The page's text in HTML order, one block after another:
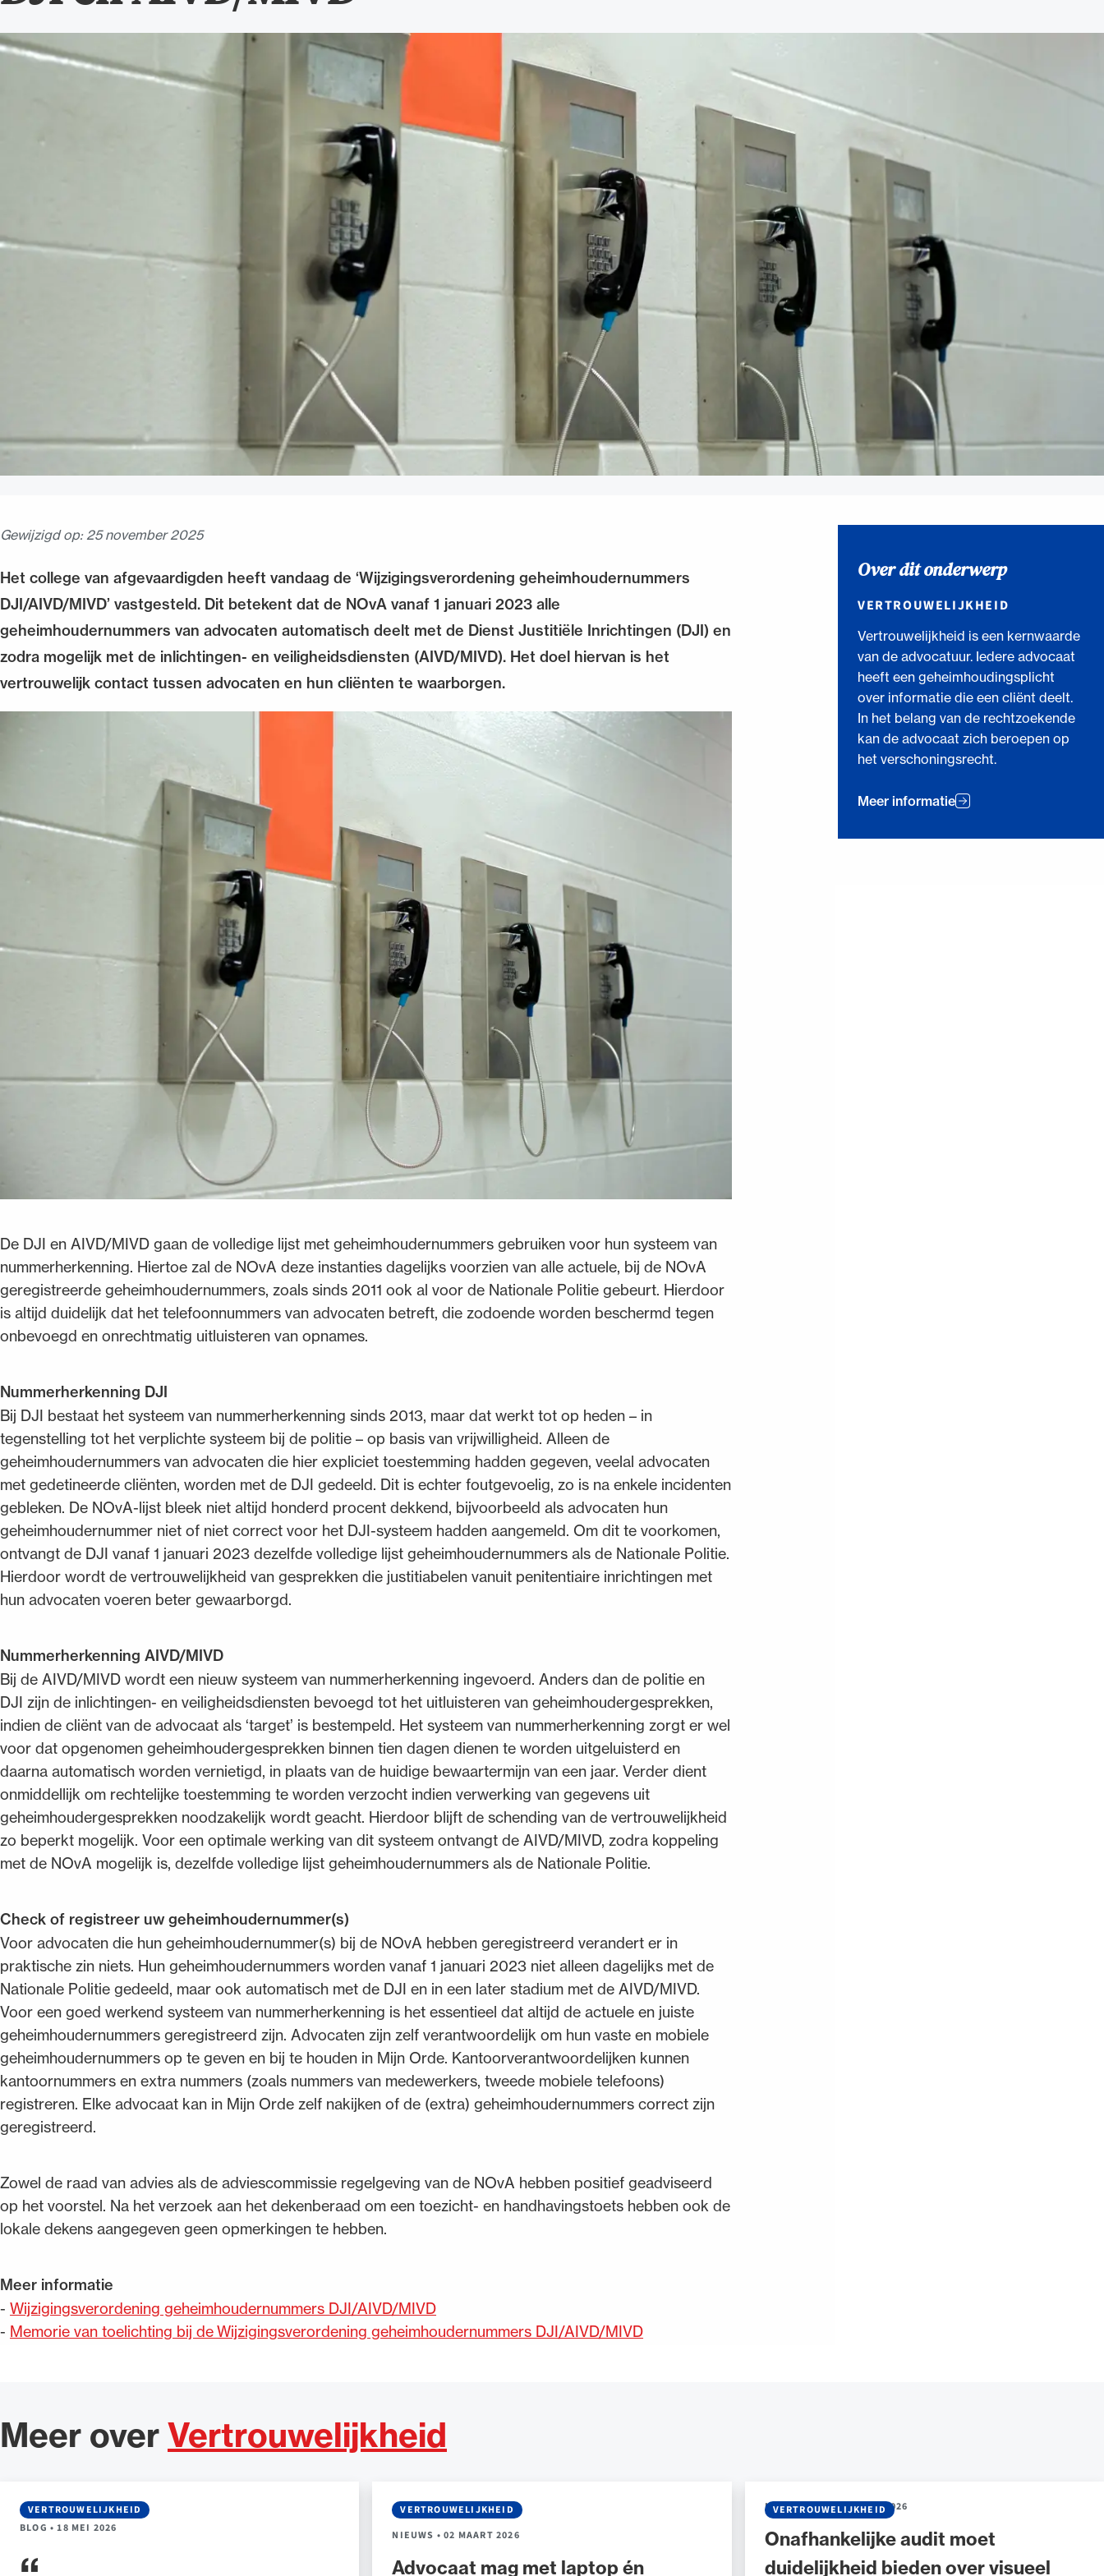
Gewijzigd op: 25 november 2025
Het college van afgevaardigden heeft vandaag de ‘Wijzigingsverordening geheimhoudernummers
DJI/AIVD/MIVD’ vastgesteld. Dit betekent dat de NOvA vanaf 1 januari 2023 alle
geheimhoudernummers van advocaten automatisch deelt met de Dienst Justitiële Inrichtingen (DJI) en
zodra mogelijk met de inlichtingen- en veiligheidsdiensten (AIVD/MIVD). Het doel hiervan is het
vertrouwelijk contact tussen advocaten en hun cliënten te waarborgen.
De DJI en AIVD/MIVD gaan de volledige lijst met geheimhoudernummers gebruiken voor hun systeem van
nummerherkenning. Hiertoe zal de NOvA deze instanties dagelijks voorzien van alle actuele, bij de NOvA
geregistreerde geheimhoudernummers, zoals sinds 2011 ook al voor de Nationale Politie gebeurt. Hierdoor
is altijd duidelijk dat het telefoonnummers van advocaten betreft, die zodoende worden beschermd tegen
onbevoegd en onrechtmatig uitluisteren van opnames.
Nummerherkenning DJI
Bij DJI bestaat het systeem van nummerherkenning sinds 2013, maar dat werkt tot op heden – in
tegenstelling tot het verplichte systeem bij de politie – op basis van vrijwilligheid. Alleen de
geheimhoudernummers van advocaten die hier expliciet toestemming hadden gegeven, veelal advocaten
met gedetineerde cliënten, worden met de DJI gedeeld. Dit is echter foutgevoelig, zo is na enkele incidenten
gebleken. De NOvA-lijst bleek niet altijd honderd procent dekkend, bijvoorbeeld als advocaten hun
geheimhoudernummer niet of niet correct voor het DJI-systeem hadden aangemeld. Om dit te voorkomen,
ontvangt de DJI vanaf 1 januari 2023 dezelfde volledige lijst geheimhoudernummers als de Nationale Politie.
Hierdoor wordt de vertrouwelijkheid van gesprekken die justitiabelen vanuit penitentiaire inrichtingen met
hun advocaten voeren beter gewaarborgd.
Nummerherkenning AIVD/MIVD
Bij de AIVD/MIVD wordt een nieuw systeem van nummerherkenning ingevoerd. Anders dan de politie en
DJI zijn de inlichtingen- en veiligheidsdiensten bevoegd tot het uitluisteren van geheimhoudergesprekken,
indien de cliënt van de advocaat als ‘target’ is bestempeld. Het systeem van nummerherkenning zorgt er wel
voor dat opgenomen geheimhoudergesprekken binnen tien dagen dienen te worden uitgeluisterd en
daarna automatisch worden vernietigd, in plaats van de huidige bewaartermijn van een jaar. Verder dient
onmiddellijk om rechtelijke toestemming te worden verzocht indien verwerking van gegevens uit
geheimhoudergesprekken noodzakelijk wordt geacht. Hierdoor blijft de schending van de vertrouwelijkheid
zo beperkt mogelijk. Voor een optimale werking van dit systeem ontvangt de AIVD/MIVD, zodra koppeling
met de NOvA mogelijk is, dezelfde volledige lijst geheimhoudernummers als de Nationale Politie.
Check of registreer uw geheimhoudernummer(s)
Voor advocaten die hun geheimhoudernummer(s) bij de NOvA hebben geregistreerd verandert er in
praktische zin niets. Hun geheimhoudernummers worden vanaf 1 januari 2023 niet alleen dagelijks met de
Nationale Politie gedeeld, maar ook automatisch met de DJI en in een later stadium met de AIVD/MIVD.
Voor een goed werkend systeem van nummerherkenning is het essentieel dat altijd de actuele en juiste
geheimhoudernummers geregistreerd zijn. Advocaten zijn zelf verantwoordelijk om hun vaste en mobiele
geheimhoudernummers op te geven en bij te houden in Mijn Orde. Kantoorverantwoordelijken kunnen
kantoornummers en extra nummers (zoals nummers van medewerkers, tweede mobiele telefoons)
registreren. Elke advocaat kan in Mijn Orde zelf nakijken of de (extra) geheimhoudernummers correct zijn
geregistreerd.
Zowel de raad van advies als de adviescommissie regelgeving van de NOvA hebben positief geadviseerd
op het voorstel. Na het verzoek aan het dekenberaad om een toezicht- en handhavingstoets hebben ook de
lokale dekens aangegeven geen opmerkingen te hebben.
Meer informatie
-Wijzigingsverordening geheimhoudernummers DJI/AIVD/MIVD
- Memorie van toelichting bij de Wijzigingsverordening geheimhoudernummers DJI/AIVD/MIVD
Over dit onderwerp
VERTROUWELIJKHEID
Vertrouwelijkheid is een kernwaarde
van de advocatuur. Iedere advocaat
heeft een geheimhoudingsplicht
over informatie die een cliënt deelt.
In het belang van de rechtzoekende
kan de advocaat zich beroepen op
het verschoningsrecht.
Meer informatie
Meer overVertrouwelijkheid
VERTROUWELIJKHEID
BLOG • 18 MEI 2026
Advocaat mag met laptop én
VERTROUWELIJKHEID
NIEUWS • 02 MAART 2026
Onafhankelijke audit moet
duidelijkheid bieden over visueel
VERTROUWELIJKHEID
NIEUWS• 04 FEBRUARI 2026
Alle wet- en regelgeving voor de advocatuur. Van de
Advocatenwet tot de Verordening op de advocatuur
(Voda) en de Regeling op de advocatuur (Roda).
Ondersteuning voor advocaten bij hun
rechtsgebiedenregister en geheimhoudernummers.